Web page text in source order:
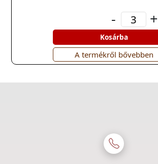
- +
Kosárba
A termékről bővebben